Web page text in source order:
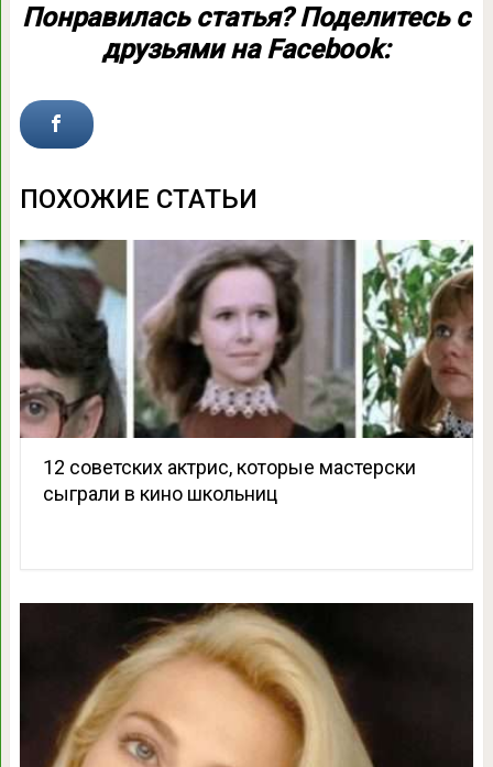
Понравилась статья? Поделитесь с
друзьями на Facebook:
ПОХОЖИЕ СТАТЬИ
12 советских актрис, которые мастерски
сыграли в кино школьниц